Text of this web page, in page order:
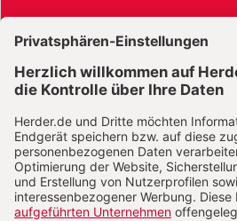
Widerrufsbelehrung
Widerrufsbelehrung
Datenschutz Social Media
Vertrag